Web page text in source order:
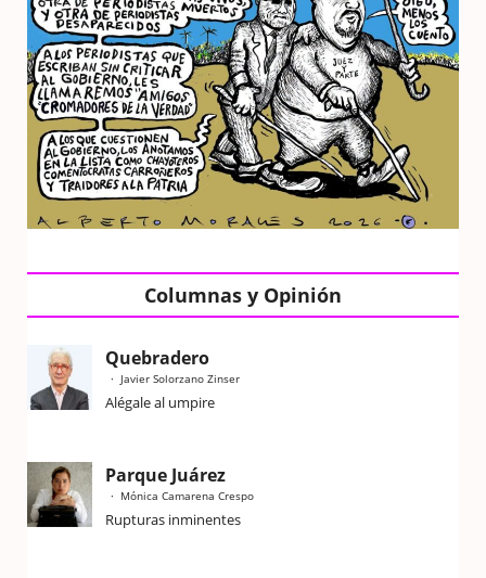
Columnas y Opinión
Quebradero
Javier Solorzano Zinser
Alégale al umpire
Parque Juárez
Mónica Camarena Crespo
Rupturas inminentes